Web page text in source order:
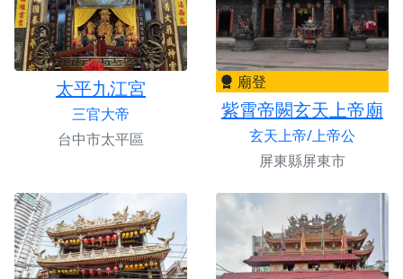
太平九江宮
三官大帝
台中市太平區
廟登
紫霄帝闕玄天上帝廟
玄天上帝/上帝公
屏東縣屏東市